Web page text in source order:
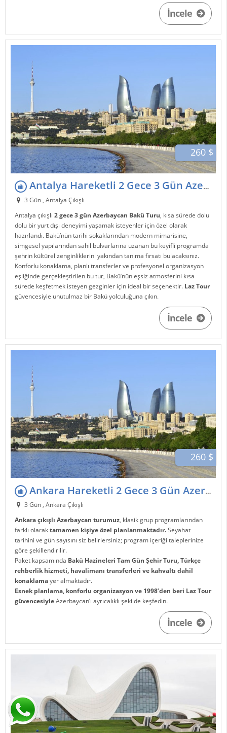
İncele
260 $
Antalya Hareketli 2 Gece 3 Gün Azerbaycan Bakü Turu
3 Gün , Antalya Çıkışlı
Antalya çıkışlı2 gece 3 gün Azerbaycan Bakü Turu, kısa sürede dolu
dolu bir yurt dışı deneyimi yaşamak isteyenler için özel olarak
hazırlandı. Bakü’nün tarihi sokaklarından modern mimarisine,
simgesel yapılarından sahil bulvarlarına uzanan bu keyifli programda
şehrin kültürel zenginliklerini yakından tanıma fırsatı bulacaksınız.
Konforlu konaklama, planlı transferler ve profesyonel organizasyon
eşliğinde gerçekleştirilen bu tur, Bakü’nün eşsiz atmosferini kısa
sürede keşfetmek isteyen gezginler için ideal bir seçenektir. Laz Tour
güvencesiyle unutulmaz bir Bakü yolculuğuna çıkın.
İncele
260 $
Ankara Hareketli 2 Gece 3 Gün Azerbaycan Bakü Turu
3 Gün , Ankara Çıkışlı
Ankara çıkışlı Azerbaycan turumuz, klasik grup programlarından
farklı olaraktamamen kişiye özel planlanmaktadır.Seyahat
tarihini ve gün sayısını siz belirlersiniz; program içeriği taleplerinize
göre şekillendirilir.
Paket kapsamında Bakü Hazineleri Tam Gün Şehir Turu, Türkçe
rehberlik hizmeti, havalimanı transferleri ve kahvaltı dahil
konaklamayer almaktadır.
Esnek planlama, konforlu organizasyon ve 1998’den beri Laz Tour
güvencesiyleAzerbaycan’ı ayrıcalıklı şekilde keşfedin.
İncele